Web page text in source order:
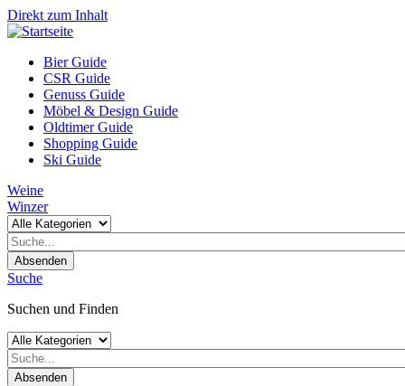
Direkt zum Inhalt
Bier Guide
CSR Guide
Genuss Guide
Möbel & Design Guide
Oldtimer Guide
Shopping Guide
Ski Guide
Weine
Winzer
Absenden
Suche
Suchen und Finden
Absenden